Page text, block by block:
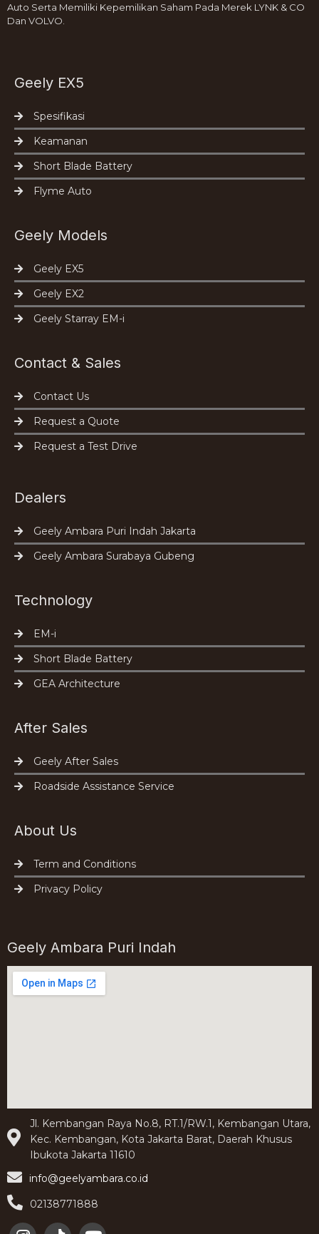
Auto Serta Memiliki Kepemilikan Saham Pada Merek LYNK & CO
Dan VOLVO.
Geely EX5
Spesifikasi
Keamanan
Short Blade Battery
Flyme Auto
Geely Models
Geely EX5
Geely EX2
Geely Starray EM-i
Contact & Sales
Contact Us
Request a Quote
Request a Test Drive
Dealers
Geely Ambara Puri Indah Jakarta
Geely Ambara Surabaya Gubeng
Technology
EM-i
Short Blade Battery
GEA Architecture
After Sales
Geely After Sales
Roadside Assistance Service
About Us
Term and Conditions
Privacy Policy
Geely Ambara Puri Indah
Jl. Kembangan Raya No.8, RT.1/RW.1, Kembangan Utara,
Kec. Kembangan, Kota Jakarta Barat, Daerah Khusus
Ibukota Jakarta 11610
info@geelyambara.co.id
02138771888